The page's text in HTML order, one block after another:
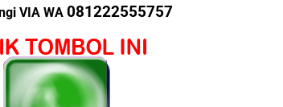
VIA WA 081222555757